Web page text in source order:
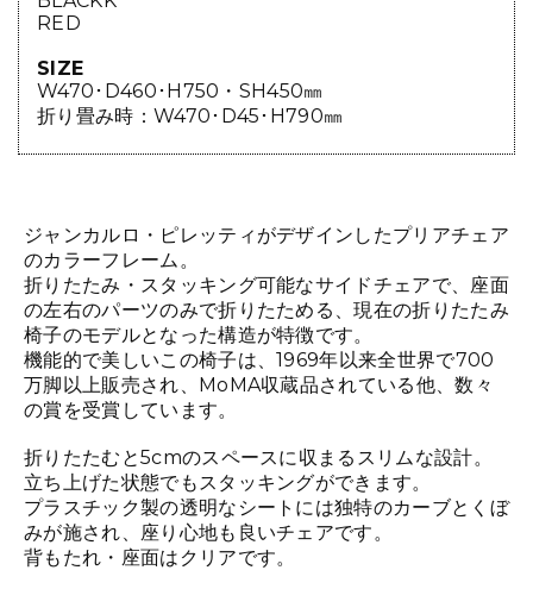
RED
SIZE
W470･D460･H750・SH450㎜
折り畳み時：W470･D45･H790㎜
ジャンカルロ・ピレッティがデザインしたプリアチェア
のカラーフレーム。
折りたたみ・スタッキング可能なサイドチェアで、座面
の左右のパーツのみで折りたためる、現在の折りたたみ
椅子のモデルとなった構造が特徴です。
機能的で美しいこの椅子は、1969年以来全世界で700
万脚以上販売され、MoMA収蔵品されている他、数々
の賞を受賞しています。
折りたたむと5cmのスペースに収まるスリムな設計。
立ち上げた状態でもスタッキングができます。
プラスチック製の透明なシートには独特のカーブとくぼ
みが施され、座り心地も良いチェアです。
背もたれ・座面はクリアです。